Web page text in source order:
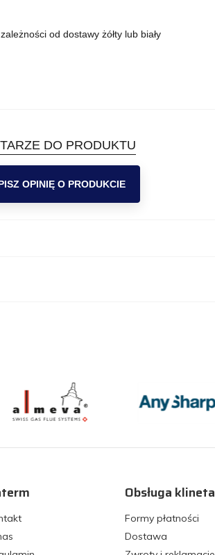
od dostawy żółty lub biały
DO PRODUKTU
OPINIĘ O PRODUKCIE
Obsługa klineta
Formy płatności
Dostawa